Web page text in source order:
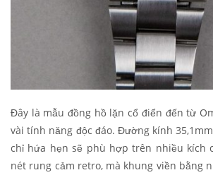
Đây là mẫu đồng hồ lặn cổ điển đến từ
vài tính năng độc đáo. Đường kính
chỉ hứa hẹn sẽ phù hợp trên nhiều kích
nét rung cảm retro, mà khung viền bằng